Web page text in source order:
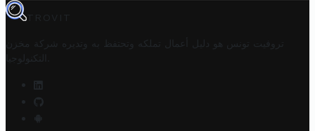
TROVIT
تروفيت تونس هو دليل أعمال تملكه وتحتفظ به وتديره
شركة مخزن
التكنولوجيا